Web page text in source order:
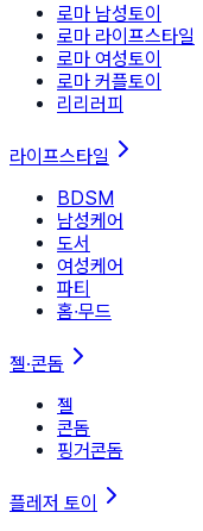
로마 남성토이
로마 라이프스타일
로마 여성토이
로마 커플토이
리리러피
라이프스타일
BDSM
남성케어
도서
여성케어
파티
홈∙무드
젤·콘돔
젤
콘돔
핑거콘돔
플레저 토이